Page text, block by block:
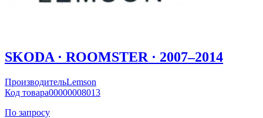
SKODA · ROOMSTER · 2007–2014
ПроизводительLemson
Код товара00000008013
По запросу